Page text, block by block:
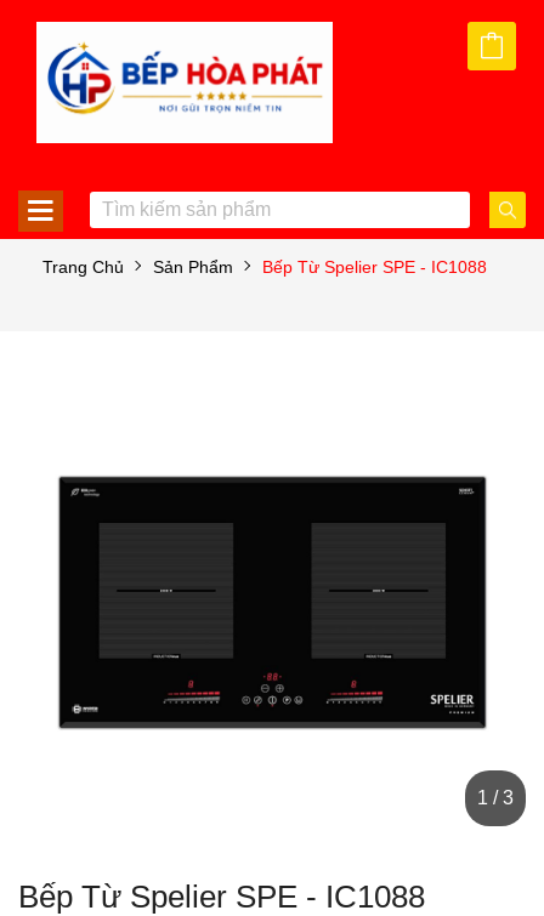
Trang Chủ Sản Phẩm Bếp Từ Spelier SPE - IC1088
1 / 3
Bếp Từ Spelier SPE - IC1088